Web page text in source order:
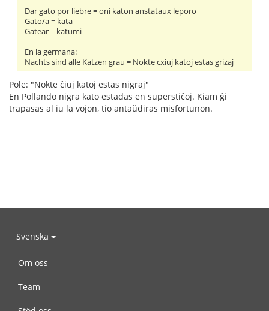
Dar gato por liebre = oni katon anstataux leporo
Gato/a = kata
Gatear = katumi
En la germana:
Nachts sind alle Katzen grau = Nokte cxiuj katoj estas grizaj
Pole: "Nokte ĉiuj katoj estas nigraj"
En Pollando nigra kato estadas en superstiĉoj. Kiam ĝi
trapasas al iu la vojon, tio antaŭdiras misfortunon.
Svenska
Om oss
Team